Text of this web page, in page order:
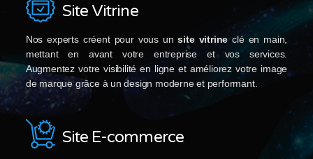
Site Vitrine
Nos experts créent pour vous unsite vitrineclé en main,
mettant en avant votre entreprise et vos services.
Augmentez votre visibilité en ligne et améliorez votre image
de marque grâce à un design moderne et performant.
Site E-commerce